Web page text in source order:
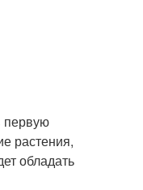
первую
растения,
обладать